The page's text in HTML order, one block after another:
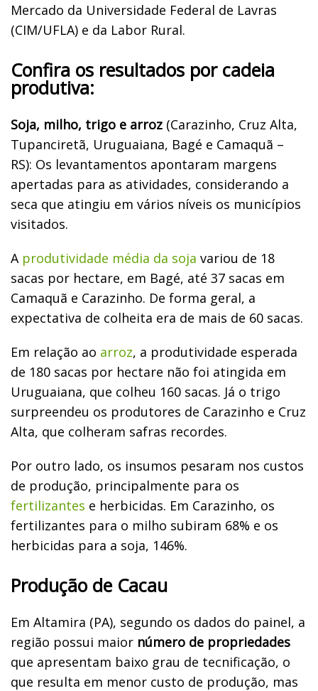
Mercado da Universidade Federal de Lavras
(CIM/UFLA) e da Labor Rural.
Confira os resultados por cadeia
produtiva:
Soja, milho, trigo e arroz (Carazinho, Cruz Alta,
Tupanciretã, Uruguaiana, Bagé e Camaquã –
RS): Os levantamentos apontaram margens
apertadas para as atividades, considerando a
seca que atingiu em vários níveis os municípios
visitados.
A produtividade média da soja variou de 18
sacas por hectare, em Bagé, até 37 sacas em
Camaquã e Carazinho. De forma geral, a
expectativa de colheita era de mais de 60 sacas.
Em relação ao arroz, a produtividade esperada
de 180 sacas por hectare não foi atingida em
Uruguaiana, que colheu 160 sacas. Já o trigo
surpreendeu os produtores de Carazinho e Cruz
Alta, que colheram safras recordes.
Por outro lado, os insumos pesaram nos custos
de produção, principalmente para os
fertilizantes e herbicidas. Em Carazinho, os
fertilizantes para o milho subiram 68% e os
herbicidas para a soja, 146%.
Produção de Cacau
Em Altamira (PA), segundo os dados do painel, a
região possui maior número de propriedades
que apresentam baixo grau de tecnificação, o
que resulta em menor custo de produção, mas